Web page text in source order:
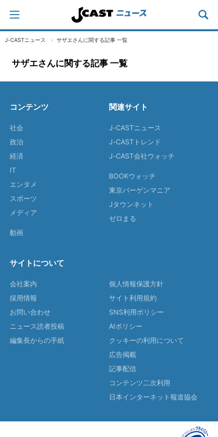
J-CASTニュース サザエさんに関する記事 一覧
サザエさんに関する記事 一覧
コンテンツ
社会
政治
経済
IT
エンタメ
スポーツ
メディア
動画
関連サイト
J-CASTニュース
J-CASTトレンド
J-CAST会社ウォッチ
BOOKウォッチ
東京バーゲンマニア
Jタウンネット
ゼロまる
サイトについて
会社案内
採用情報
お問い合わせ
ニュース読者投稿
編集長からの手紙
個人情報保護方針
サイト利用規約
SNS利用ポリシー
AIポリシー
クッキーの利用について
広告掲載
記事配信
コンテンツ二次利用
日本インターネット報道協会